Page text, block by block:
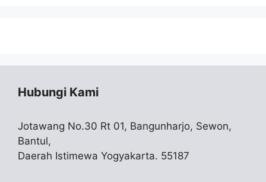
Hubungi Kami
Jotawang No.30 Rt 01, Bangunharjo, Sewon,
Bantul,
Daerah Istimewa Yogyakarta. 55187